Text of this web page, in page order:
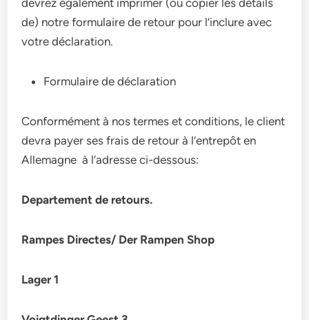
devrez également imprimer (ou copier les détails
de) notre formulaire de retour pour l’inclure avec
votre déclaration.
Formulaire de déclaration
Conformément à nos termes et conditions, le client
devra payer ses frais de retour à l’entrepôt en
Allemagne à l’adresse ci-dessous:
Departement de retours.
Rampes Directes/ Der Rampen Shop
Lager 1